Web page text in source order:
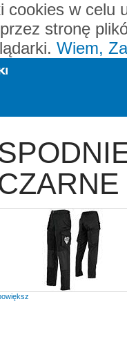
cookies w celu
stronę
Wiem,